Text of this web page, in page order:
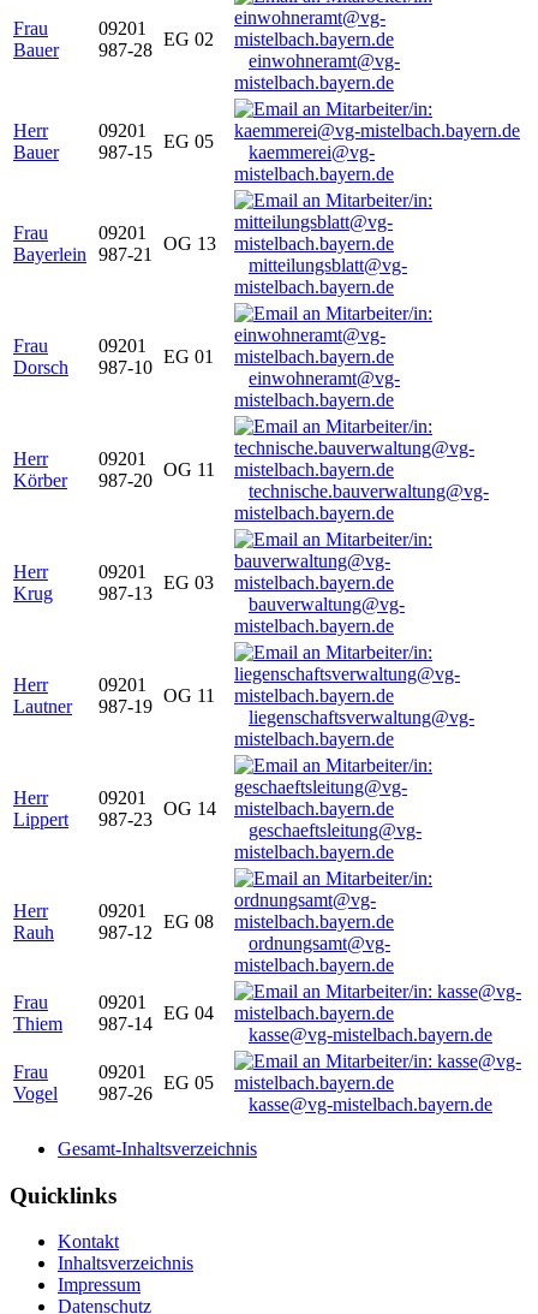
Frau
Bauer
09201
987-28
EG 02
einwohneramt@vg-
mistelbach.bayern.de
Herr
Bauer
09201
987-15
EG 05
kaemmerei@vg-
mistelbach.bayern.de
Frau
Bayerlein
09201
987-21
OG 13
mitteilungsblatt@vg-
mistelbach.bayern.de
Frau
Dorsch
09201
987-10
EG 01
einwohneramt@vg-
mistelbach.bayern.de
Herr
Körber
09201
987-20
OG 11
technische.bauverwaltung@vg-
mistelbach.bayern.de
Herr
Krug
09201
987-13
EG 03
bauverwaltung@vg-
mistelbach.bayern.de
Herr
Lautner
09201
987-19
OG 11
liegenschaftsverwaltung@vg-
mistelbach.bayern.de
Herr
Lippert
09201
987-23
OG 14
geschaeftsleitung@vg-
mistelbach.bayern.de
Herr
Rauh
09201
987-12
EG 08
ordnungsamt@vg-
mistelbach.bayern.de
Frau
Thiem
09201
987-14
EG 04
kasse@vg-mistelbach.bayern.de
Frau
Vogel
09201
987-26
EG 05
kasse@vg-mistelbach.bayern.de
Gesamt-Inhaltsverzeichnis
Quicklinks
Kontakt
Inhaltsverzeichnis
Impressum
Datenschutz